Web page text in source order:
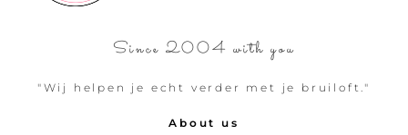
Since 2004 with you
"Wij helpen je echt verder met je bruiloft."
About us